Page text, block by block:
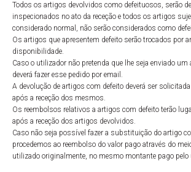
Todos os artigos devolvidos como defeituosos, serão
inspecionados no ato da receção e todos os artigos
considerado normal, não serão considerados como
Os artigos que apresentem defeito serão trocados por
disponibilidade.
Caso o utilizador não pretenda que lhe seja enviado
deverá fazer esse pedido por email.
A devolução de artigos com defeito deverá ser
após a receção dos mesmos.
Os reembolsos relativos a artigos com defeito terão
após a receção dos artigos devolvidos.
Caso não seja possível fazer a substituição do artigo
procedemos ao reembolso do valor pago através do
utilizado originalmente, no mesmo montante pago pelo